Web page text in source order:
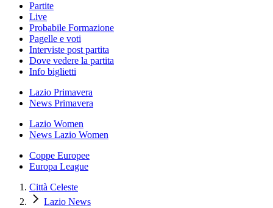
Partite
Live
Probabile Formazione
Pagelle e voti
Interviste post partita
Dove vedere la partita
Info biglietti
Lazio Primavera
News Primavera
Lazio Women
News Lazio Women
Coppe Europee
Europa League
Città Celeste
Lazio News